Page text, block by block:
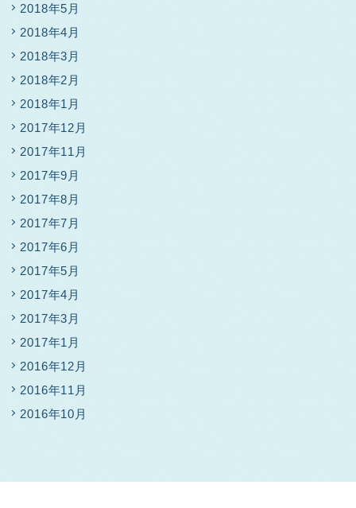
2018年5月
2018年4月
2018年3月
2018年2月
2018年1月
2017年12月
2017年11月
2017年9月
2017年8月
2017年7月
2017年6月
2017年5月
2017年4月
2017年3月
2017年1月
2016年12月
2016年11月
2016年10月